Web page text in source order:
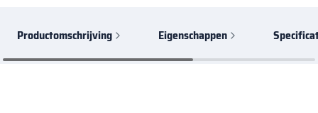
Productomschrijving Eigenschappen